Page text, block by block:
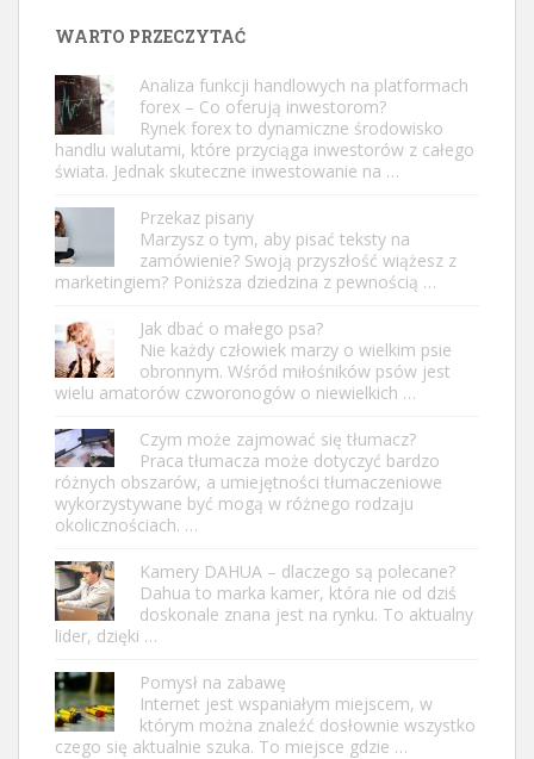
WARTO PRZECZYTAĆ
Analiza funkcji handlowych na platformach
forex – Co oferują inwestorom?
Rynek forex to dynamiczne środowisko
handlu walutami, które przyciąga inwestorów z całego
świata. Jednak skuteczne inwestowanie na …
Przekaz pisany
Marzysz o tym, aby pisać teksty na
zamówienie? Swoją przyszłość wiążesz z
marketingiem? Poniższa dziedzina z pewnością …
Jak dbać o małego psa?
Nie każdy człowiek marzy o wielkim psie
obronnym. Wśród miłośników psów jest
wielu amatorów czworonogów o niewielkich …
Czym może zajmować się tłumacz?
Praca tłumacza może dotyczyć bardzo
różnych obszarów, a umiejętności tłumaczeniowe
wykorzystywane być mogą w różnego rodzaju
okolicznościach. …
Kamery DAHUA – dlaczego są polecane?
Dahua to marka kamer, która nie od dziś
doskonale znana jest na rynku. To aktualny
lider, dzięki …
Pomysł na zabawę
Internet jest wspaniałym miejscem, w
którym można znaleźć dosłownie wszystko
czego się aktualnie szuka. To miejsce gdzie …